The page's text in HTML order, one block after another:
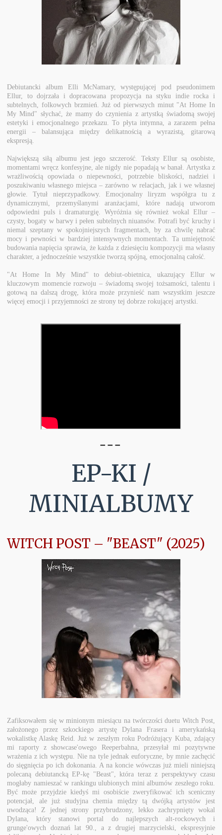
Debiutancki album Elli McNamary, występującej pod pseudonimem
Ellur, to dojrzała i dopracowana propozycja na styku indie rocka i
subtelnych, folkowych brzmień. Już od pierwszych minut "At Home In
My Mind" słychać, że mamy do czynienia z artystką świadomą swojej
estetyki i emocjonalnego przekazu. To płyta intymna, a zarazem pełna
energii – balansująca między delikatnością a wyrazistą, gitarową
ekspresją.
Największą siłą albumu jest jego szczerość. Teksty Ellur są osobiste,
momentami wręcz konfesyjne, ale nigdy nie popadają w banał. Artystka z
wrażliwością opowiada o niepewności, potrzebie bliskości, nadziei i
poszukiwaniu własnego miejsca – zarówno w relacjach, jak i we własnej
głowie. Tytuł nieprzypadkowy. Emocjonalny liryzm współgra tu z
dynamicznymi, przemyślanymi aranżacjami, które nadają utworom
odpowiedni puls i dramaturgię. Wyróżnia się również wokal Ellur –
czysty, bogaty w barwy i pełen subtelnych niuansów. Potrafi być kruchy i
niemal szeptany w spokojniejszych fragmentach, by za chwilę nabrać
mocy i pewności w bardziej intensywnych momentach. Ta umiejętność
budowania napięcia sprawia, że każda z dziesięciu kompozycji ma własny
charakter, a jednocześnie wszystkie tworzą spójną, emocjonalną całość.
"At Home In My Mind" to debiut-obietnica, ukazujący Ellur w
kluczowym momencie rozwoju – świadomą swojej tożsamości, talentu i
gotową na dalszą drogę, która może przynieść nam wszystkim jeszcze
więcej emocji i przyjemności ze strony tej dobrze rokującej artystki.
➖ ➖ ➖
EP-KI /
MINIALBUMY
WITCH POST – "BEAST" (2025)
Zafiksowałem się w minionym miesiącu na twórczości duetu Witch Post,
założonego przez szkockiego artystę Dylana Frasera i amerykańską
wokalistkę Alaskę Reid. Już w zeszłym roku Podróżujący Kuba, zdający
mi raporty z showcase'owego Reeperbahna, przesyłał mi pozytywne
wrażenia z ich występu. Nie na tyle jednak euforyczne, by mnie zachęcić
do sięgnięcia po ich dokonania. A na koncie wówczas już mieli niniejszą
polecaną debiutancką EP-kę "Beast", która teraz z perspektywy czasu
mogłaby namieszać w rankingu ulubionych mini albumów zeszłego roku.
Być może przyjdzie kiedyś mi osobiście zweryfikować ich sceniczny
potencjał, ale już studyjna chemia między tą dwójką artystów jest
uwodząca! Z jednej strony przybrudzony, lekko zachrypnięty wokal
Dylana, który stanowi portal do najlepszych alt-rockowych i
grunge'owych doznań lat 90., a z drugiej marzycielski, ekspresyjnie